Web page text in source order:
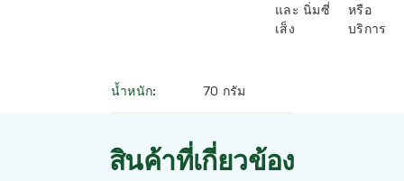
และ นิ่มซี่
เส็ง
หรือ
บริการ
น้ำหนัก 70 กรัม
สินค้าที่เกี่ยวข้อง